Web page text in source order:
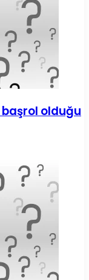
başrol olduğu